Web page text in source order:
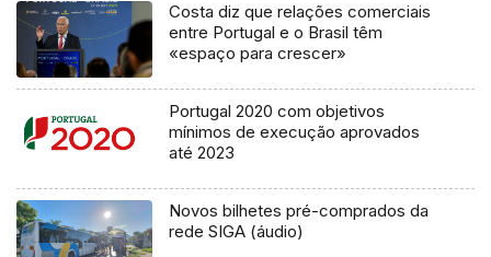
Costa diz que relações comerciais
entre Portugal e o Brasil têm
«espaço para crescer»
Portugal 2020 com objetivos
mínimos de execução aprovados
até 2023
Novos bilhetes pré-comprados da
rede SIGA (áudio)